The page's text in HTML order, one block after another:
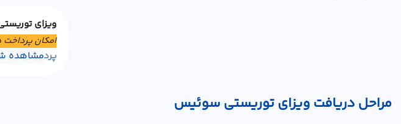
ویزای
امکان پرداخت در ۴
پرداخت در ۴ قسط با اسنپ پی
مشاهده
مراحل دریافت ویزای توریستی سوئیس